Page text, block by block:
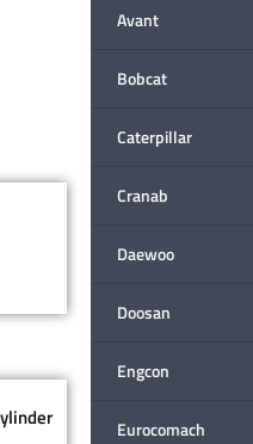
Avant
Bobcat
Caterpillar
Cranab
Daewoo
Doosan
Engcon
Eurocomach